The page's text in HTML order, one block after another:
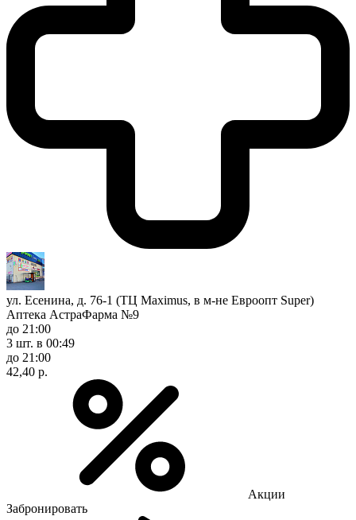
ул. Есенина, д. 76-1 (ТЦ Maximus, в м-не Евроопт Super)
Аптека АстраФарма №9
до 21:00
3 шт. в 00:49
до 21:00
42,40 р.
Акции
Забронировать